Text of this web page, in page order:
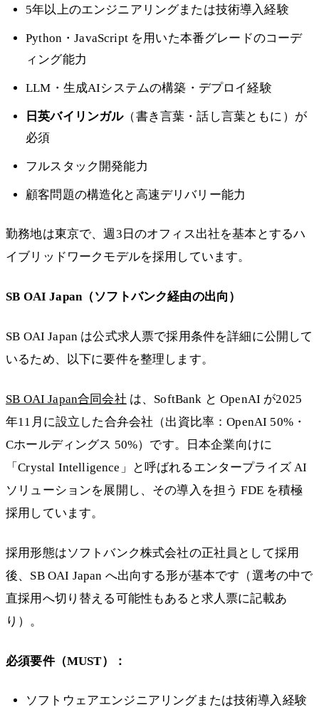
5年以上のエンジニアリングまたは技術導入経験
Python・JavaScript を用いた本番グレードのコーデ
ィング能力
LLM・生成AIシステムの構築・デプロイ経験
日英バイリンガル（書き言葉・話し言葉ともに）が
必須
フルスタック開発能力
顧客問題の構造化と高速デリバリー能力
勤務地は東京で、週3日のオフィス出社を基本とするハ
イブリッドワークモデルを採用しています。
SB OAI Japan（ソフトバンク経由の出向）
SB OAI Japan は公式求人票で採用条件を詳細に公開して
いるため、以下に要件を整理します。
SB OAI Japan合同会社 は、SoftBank と OpenAI が2025
年11月に設立した合弁会社（出資比率：OpenAI 50%・
Cホールディングス 50%）です。日本企業向けに
「Crystal Intelligence」と呼ばれるエンタープライズ AI
ソリューションを展開し、その導入を担う FDE を積極
採用しています。
採用形態はソフトバンク株式会社の正社員として採用
後、SB OAI Japan へ出向する形が基本です（選考の中で
直採用へ切り替える可能性もあると求人票に記載あ
り）。
必須要件（MUST）：
ソフトウェアエンジニアリングまたは技術導入経験